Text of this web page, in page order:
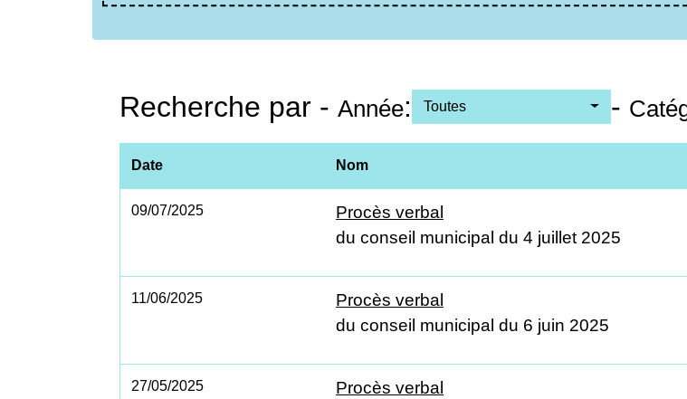
Recherche par - Année: Toutes -
Date Nom
09/07/2025
Procès verbal
du conseil municipal du 4 juillet 2025
11/06/2025
Procès verbal
du conseil municipal du 6 juin 2025
27/05/2025
Procès verbal